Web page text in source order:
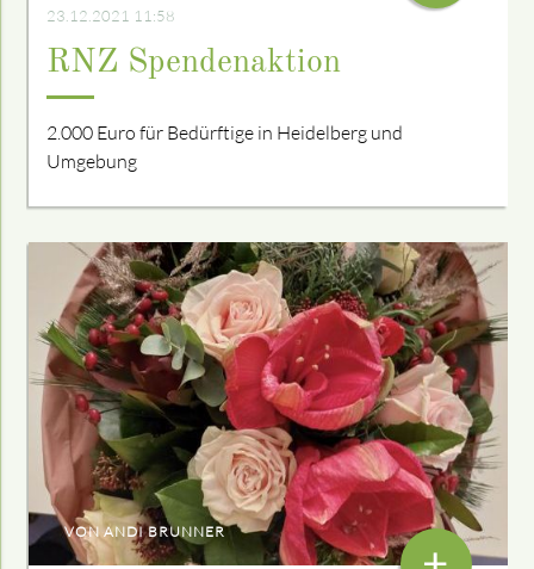
23.12.2021 11:58
RNZ Spendenaktion
2.000 Euro für Bedürftige in Heidelberg und
Umgebung
VON ANDI BRUNNER